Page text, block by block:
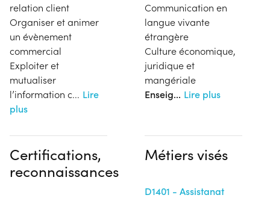
relation client
Organiser et animer
un évènement
commercial
Exploiter et
mutualiser
l’information c... Lire
plus
Communication en
langue vivante
étrangère
Culture économique,
juridique et
mangériale
Enseig... Lire plus
Certifications,
reconnaissances
Métiers visés
D1401 - Assistanat